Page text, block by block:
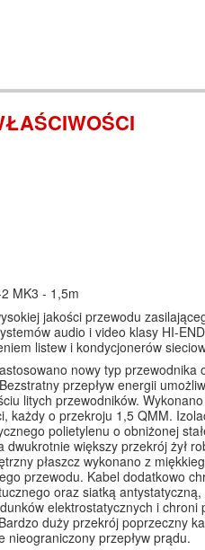
MK3 - 1,5m
jakości przewodu
audio i video klasy HI-
listew i kondycjonerów
nowy typ przewodnika
przepływ energii
litych przewodników.
każdy o przekroju 1,5 QMM.
polietylenu o obniżonej
większy przekrój żył
płaszcz wykonano z
przewodu. Kabel dodatkowo
oraz siatką
elektrostatycznych i chroni
duży przekrój poprzeczny
przepływ prądu.